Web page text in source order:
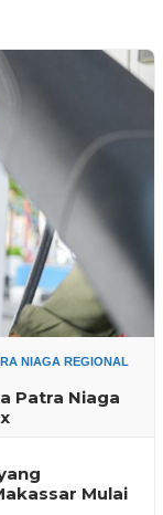
NIAGA REGIONAL
Patra Niaga
Mulai